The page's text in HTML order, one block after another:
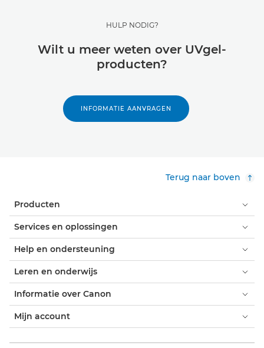
HULP NODIG?
Wilt u meer weten over UVgel-
producten?
INFORMATIE AANVRAGEN
Terug naar boven
Producten
Services en oplossingen
Help en ondersteuning
Leren en onderwijs
Informatie over Canon
Mijn account